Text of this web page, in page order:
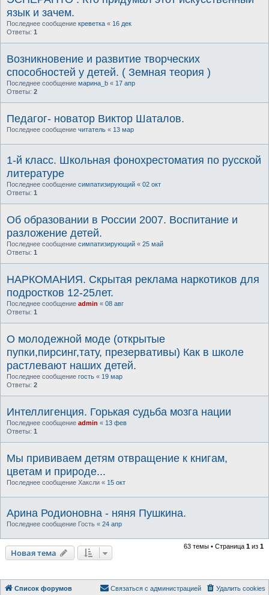
язык и зачем.
Последнее сообщение креветка « 16 дек
Ответы: 1
Возникновение и развитие творческих
способностей у детей. ( Земная теория )
Последнее сообщение марина_b « 17 апр
Ответы: 2
Педагог- новатор Виктор Шаталов.
Последнее сообщение читатель « 13 мар
1-й класс. Школьная фонохрестоматия по русской
литературе
Последнее сообщение симпатизирующий « 02 окт
Ответы: 1
Об образовании в России 2007. Воспитание и
разложение детей.
Последнее сообщение симпатизирующий « 25 май
Ответы: 1
НАРКОМАНИЯ. Скрытая реклама наркотиков для
подростков 12-25лет.
Последнее сообщение admin « 08 авг
Ответы: 1
О молодежной моде (открытые
пупки,пирсинг,тату, презервативы) Как в школе
растлевают наших детей.
Последнее сообщение гость « 19 мар
Ответы: 2
Интеллигенция. Горькая судьба мозга нации
Последнее сообщение admin « 13 фев
Ответы: 1
Мы прививаем детям отвращение к книгам,
цветам и природе...
Последнее сообщение Хаксли « 15 окт
Арина Родионовна - няня Пушкина.
Последнее сообщение Гость « 24 апр
Новая тема
63 темы • Страница 1 из 1
Список форумов Удалить cookies
Связаться с администрацией